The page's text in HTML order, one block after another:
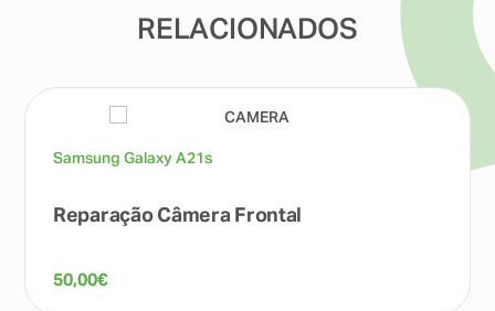
RELACIONADOS
Samsung Galaxy A21s
Reparação Câmera Frontal
50,00€